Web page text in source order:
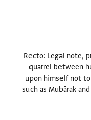
Recto: Legal note,
quarrel between
upon himself not
such as Mubārak